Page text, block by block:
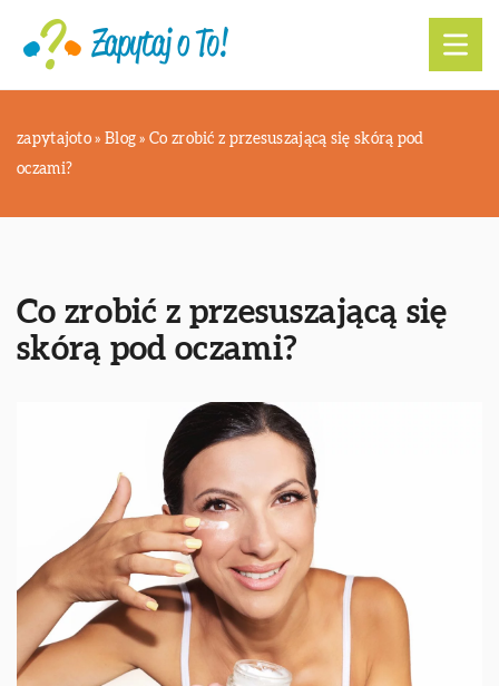
zapytajoto » Blog »Co zrobić z przesuszającą się skórą pod
oczami?
Co zrobić z przesuszającą się
skórą pod oczami?